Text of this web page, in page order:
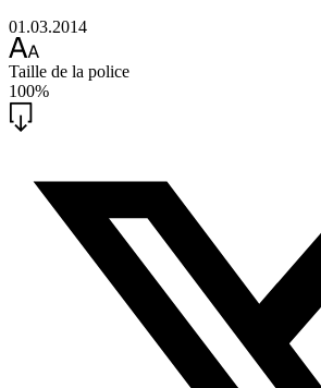
01.03.2014
Taille de la police
100%